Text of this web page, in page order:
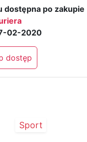
dostępna po zakupie
02-2020
dostęp
Sport